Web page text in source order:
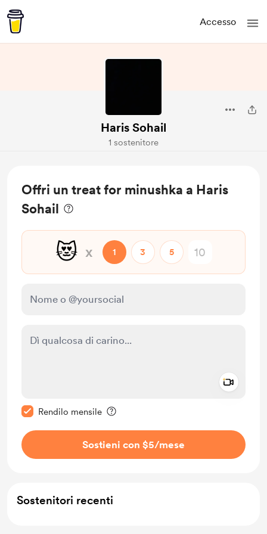
Accesso
Haris Sohail
1 sostenitore
Offri un treat for minushka a Haris
Sohail
😻 x 1 3 5
Rendilo mensile
Sostieni con $5/mese
Sostenitori recenti